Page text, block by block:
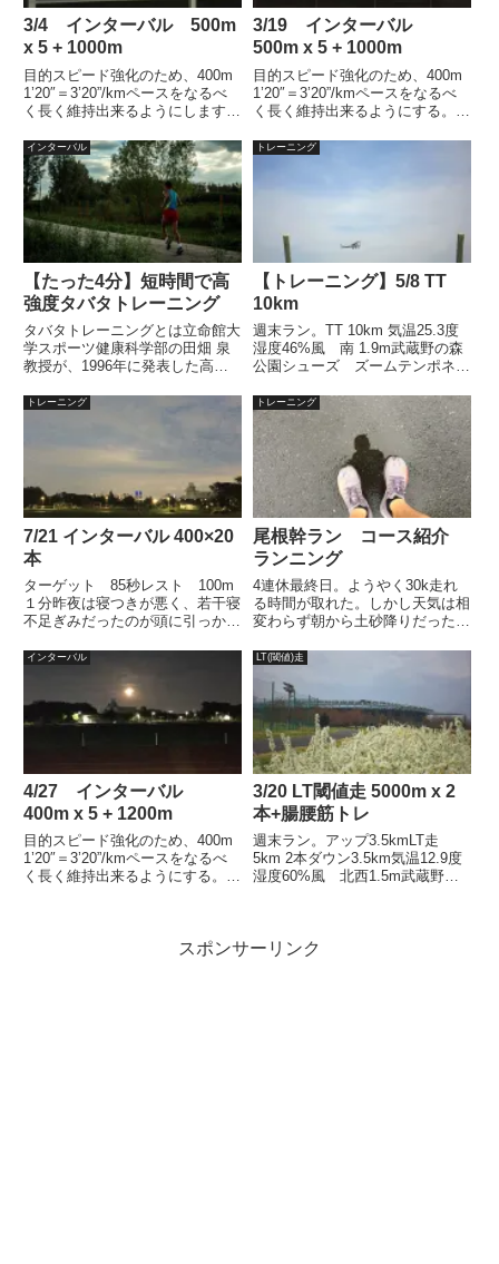
3/4 インターバル 500m
x 5 + 1000m
目的スピード強化のため、400m
1’20″＝3’20”/kmペースをなるべ
く長く維持出来るようにします。
1000m = 3’20”天気気温 10℃湿
度 62％風 北2ｍ結果トラッ
ク外周500ｍインターバ...
3/19 インターバル
500m x 5 + 1000m
目的スピード強化のため、400m
1’20″＝3’20”/kmペースをなるべ
く長く維持出来るようにする。タ
= 3’20”天気気温 14℃湿度
インターバル
【たった4分】短時間で高
強度タバタトレーニング
タバタトレーニングとは立命館大
学スポーツ健康科学部の田畑 泉
教授が、1996年に発表した高強
「タバタ プロトコル」のことで
ニング)というのが定着している
ようで、タバタトレーニングもそ
っち方面で国内より先に海外で高
く評価されていたようです。
トレーニング
【トレーニング】5/8 TT
10km
週末ラン。TT 10km 気温25.3度
湿度46%風 南 1.9m武蔵野の森
公園シューズ ズームテンポネク
れるリレーマラソンに向けて10k
走を実施しました。どうもスピー
ド上げて走ると差し込み(脇腹痛)
が起き...
トレーニング
7/21 インターバル 400×20
本
ターゲット 85秒レスト 100m
１分昨夜は寝つきが悪く、若干寝
不足ぎみだったのが頭に引っかか
した。前半5本目までは予想通り
調子があがらず、ゼーハーしてま
した。こういう時こそ、伝家の宝
刀シザーズ！それに合わせ...
トレーニング
尾根幹ラン コース紹介
ランニング
4連休最終日。ようやく30k走れ
る時間が取れた。しかし天気は相
変わらず朝から土砂降りだったが
ート。気温30℃ 湿度90%ロング
事があるため、土砂降りは覚悟し
て、インナースリーブ付き...
インターバル
4/27 インターバル
400m x 5 + 1200m
目的スピード強化のため、400m
1’20″＝3’20”/kmペースをなるべ
く長く維持出来るようにする。タ
LT(閾値)走
3/20 LT閾値走 5000m x 2
本+腸腰筋トレ
週末ラン。アップ3.5kmLT走
5km 2本ダウン3.5km気温12.9度
湿度60%風 北西1.5m武蔵野の
もにぎやかになってきました。花
スポンサーリンク